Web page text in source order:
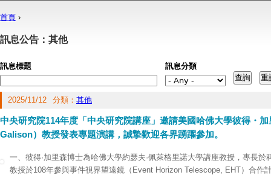
您在這裡
首頁 ›
訊息公告：其他
訊息標題 訊息分類
2025/11/12 分類： 其他
中央研究院114年度「中央研究院講座」邀請美國哈佛大學彼得・
Galison）教授發表專題演講，誠摯歡迎各界踴躍參加。
一、彼得·加里森博士為哈佛大學約瑟夫·佩萊格里諾大學講座教授，專長於
教授於108年參與事件視界望遠鏡（Event Horizon Telescope, EHT）合作